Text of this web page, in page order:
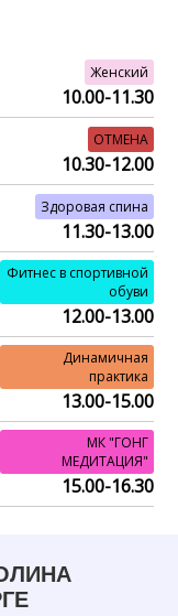
Женский
10.00-11.30
ОТМЕНА
10.30-12.00
Здоровая спина
11.30-13.00
Фитнес в спортивной
обуви
12.00-13.00
Динамичная
практика
13.00-15.00
МК "ГОНГ
МЕДИТАЦИЯ"
15.00-16.30